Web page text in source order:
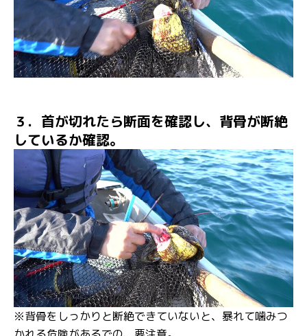
３．首が切れたら断面を確認し、背骨が断絶
しているか確認。
※背骨をしっかりと断絶できていないと、暴れて噛みつ